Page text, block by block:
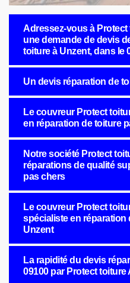
Adressez-vous à
une demande de devis
toiture à Unzent, dans le
Un devis réparation de
Le couvreur Protect
en réparation de toiture
Notre société Protect
réparations de qualité
pas chers
Le couvreur Protect
spécialiste en réparation
Unzent
La rapidité du devis
09100 par Protect toiture